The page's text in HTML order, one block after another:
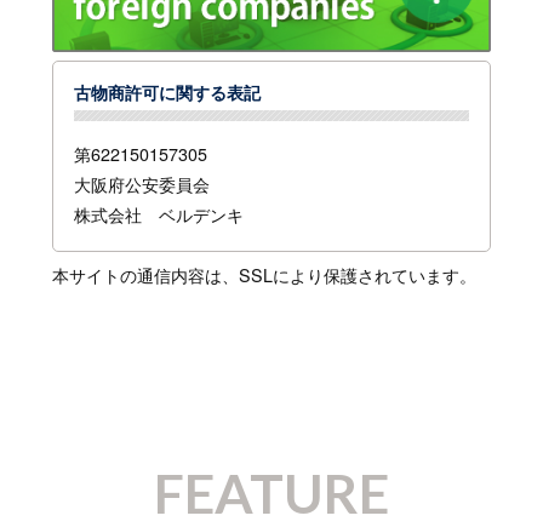
古物商許可に関する表記
第622150157305
大阪府公安委員会
株式会社 ベルデンキ
本サイトの通信内容は、SSLにより保護されています。
FEATURE